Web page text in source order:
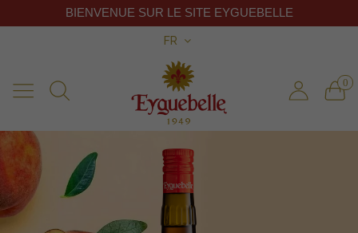
FR
0
BIENVENUE SUR LE SITE EYGUEBELLE